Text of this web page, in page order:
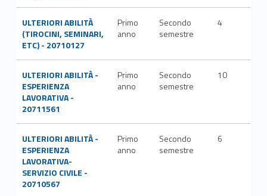
ULTERIORI ABILITÀ
(TIROCINI, SEMINARI,
ETC) - 20710127
Primo
anno
Secondo
semestre
4
ULTERIORI ABILITÀ -
ESPERIENZA
LAVORATIVA -
20711561
Primo
anno
Secondo
semestre
10
ULTERIORI ABILITÀ -
ESPERIENZA
LAVORATIVA-
SERVIZIO CIVILE -
20710567
Primo
anno
Secondo
semestre
6